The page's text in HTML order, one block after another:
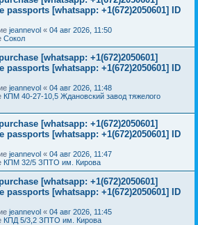
passports [whatsapp: +1(672)2050601] ID
jeannevol « 04 авг 2026, 11:50
Сокол
[whatsapp: +1(672)2050601]
passports [whatsapp: +1(672)2050601] ID
jeannevol « 04 авг 2026, 11:48
КПМ 40-27-10,5 Ждановский завод тяжелого
[whatsapp: +1(672)2050601]
passports [whatsapp: +1(672)2050601] ID
jeannevol « 04 авг 2026, 11:47
КПМ 32/5 ЗПТО им. Кирова
[whatsapp: +1(672)2050601]
passports [whatsapp: +1(672)2050601] ID
jeannevol « 04 авг 2026, 11:45
КПД 5/3,2 ЗПТО им. Кирова